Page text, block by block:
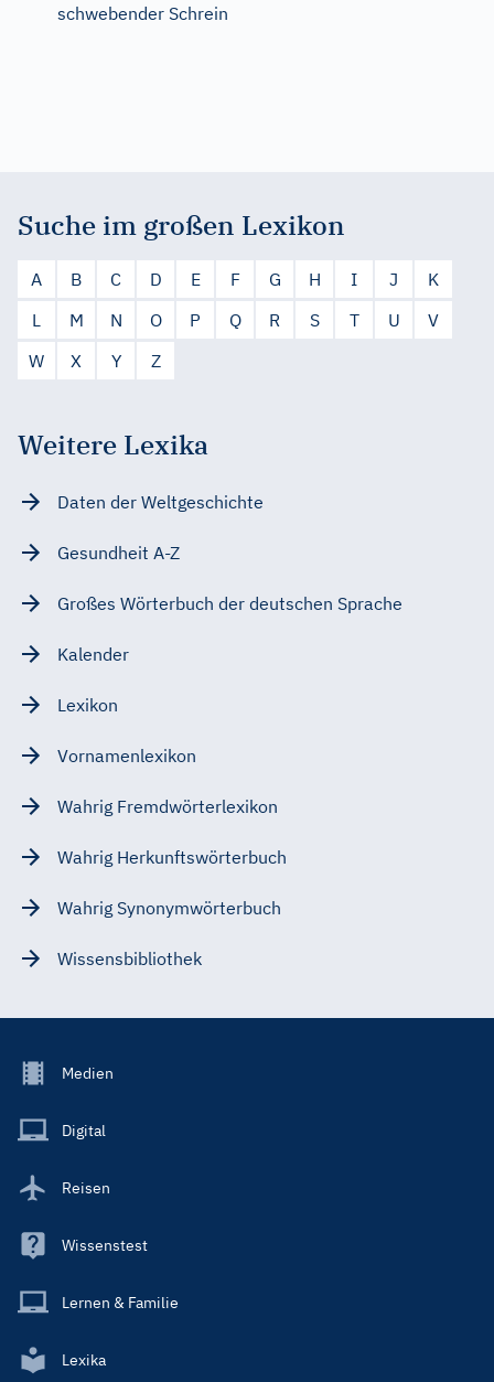
schwebender Schrein
Suche im großen Lexikon
A B C D E F G H I J
K
L
M N O P Q R S T U
V
W
X Y Z
Weitere Lexika
Daten der Weltgeschichte
Gesundheit A-Z
Großes Wörterbuch der deutschen Sprache
Kalender
Lexikon
Vornamenlexikon
Wahrig Fremdwörterlexikon
Wahrig Herkunftswörterbuch
Wahrig Synonymwörterbuch
Wissensbibliothek
Footer
Main
Medien
Digital
Reisen
Wissenstest
Lernen & Familie
Lexika